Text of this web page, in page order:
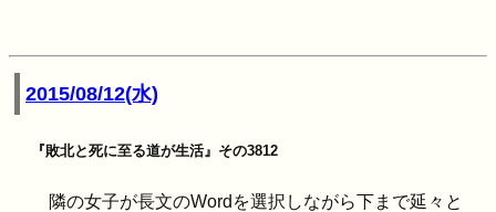
2015/08/12(水)
『敗北と死に至る道が生活』その3812
隣の女子が長文のWordを選択しながら下まで延々と